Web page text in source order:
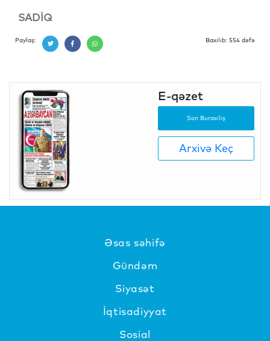
SADİQ
Paylaş: Baxılıb: 554 dəfə
E-qəzet
Son Buraxılış
Arxivə Keç
Əsas səhifə
Gündəm
Siyasət
İqtisadiyyat
Sosial